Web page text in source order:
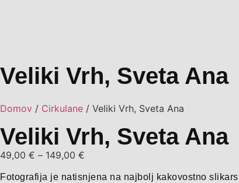
Veliki Vrh, Sveta Ana
Domov / Cirkulane / Veliki Vrh, Sveta Ana
Veliki Vrh, Sveta Ana
49,00 € – 149,00 €
Fotografija je natisnjena na najbolj kakovostno